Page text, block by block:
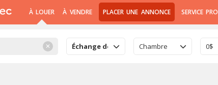
À LOUER À VENDRE PLACER UNE ANNONCE SERVICE PRO
✕ Échange de logementChambre 0$